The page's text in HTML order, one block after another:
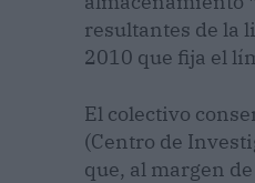
resultantes de la
2010 que fija el
El colectivo
(Centro de
que, al margen